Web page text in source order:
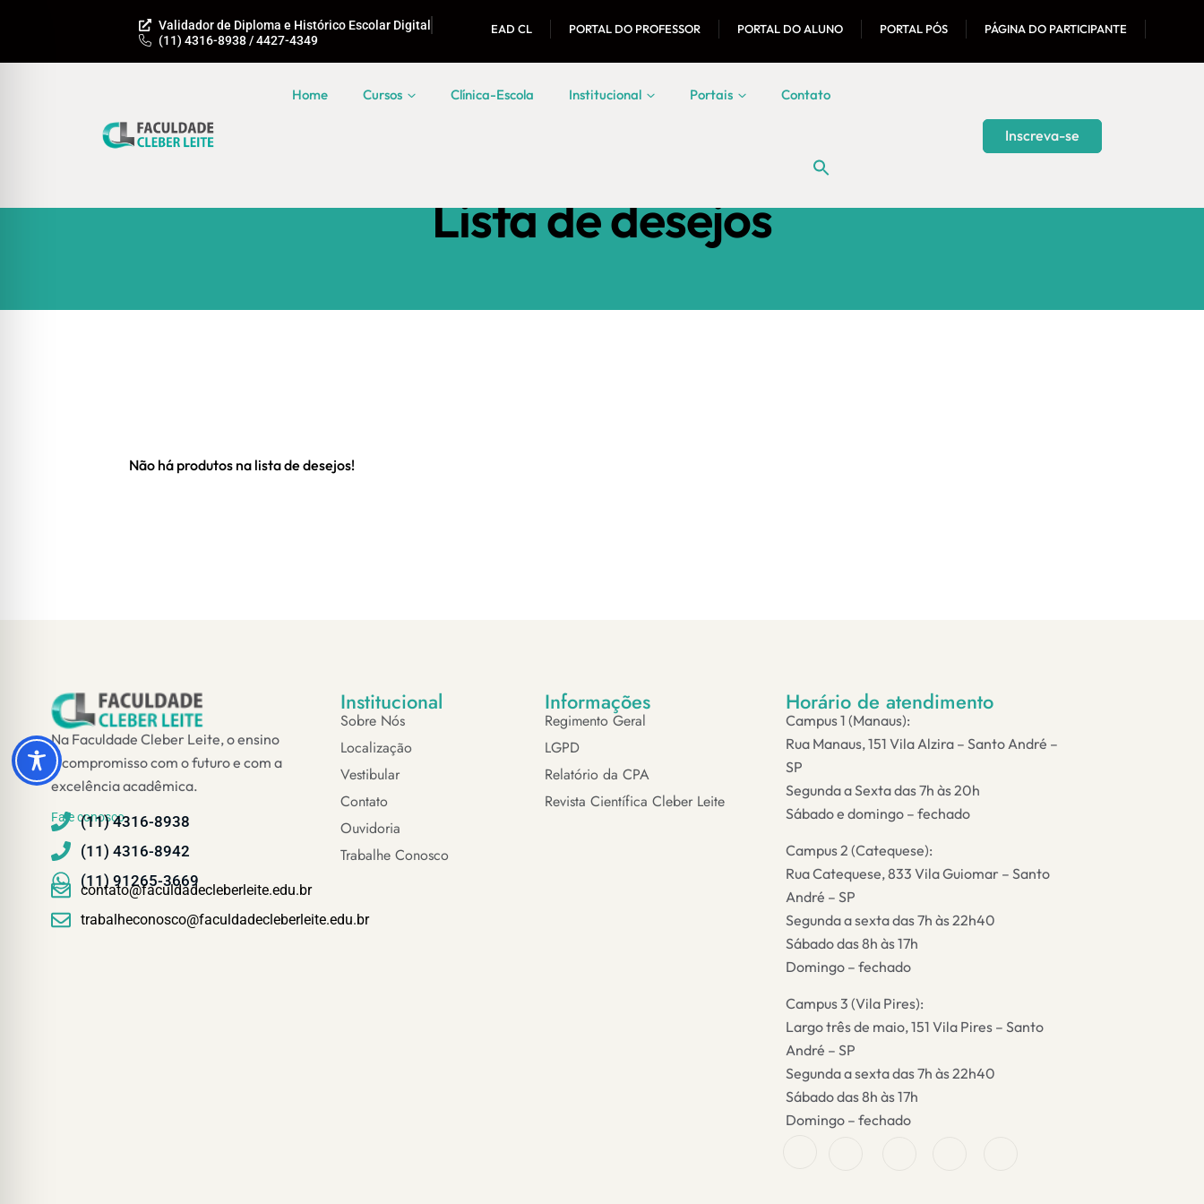
Validador de Diploma e Histórico Escolar Digital
(11) 4316-8938 / 4427-4349
EAD CL PORTAL DO PROFESSOR PORTAL DO ALUNO PORTAL PÓS PÁGINA DO PARTICIPANTE
Home Cursos Clínica-Escola Institucional Portais Contato
Inscreva-se
Lista de desejos
Não há produtos na lista de desejos!
Na Faculdade Cleber Leite, o ensino
é compromisso com o futuro e com a
excelência acadêmica.
Fale conosco
(11) 4316-8938
(11) 4316-8942
(11) 91265-3669
contato@faculdadecleberleite.edu.br
trabalheconosco@faculdadecleberleite.edu.br
Institucional
Sobre Nós
Localização
Vestibular
Contato
Ouvidoria
Trabalhe Conosco
Informações
Regimento Geral
LGPD
Relatório da CPA
Revista Científica Cleber Leite
Horário de atendimento
Campus 1 (Manaus):
Rua Manaus, 151 Vila Alzira – Santo André –
SP
Segunda a Sexta das 7h às 20h
Sábado e domingo – fechado
Campus 2 (Catequese):
Rua Catequese, 833 Vila Guiomar – Santo
André – SP
Segunda a sexta das 7h às 22h40
Sábado das 8h às 17h
Domingo – fechado
Campus 3 (Vila Pires):
Largo três de maio, 151 Vila Pires – Santo
André – SP
Segunda a sexta das 7h às 22h40
Sábado das 8h às 17h
Domingo – fechado